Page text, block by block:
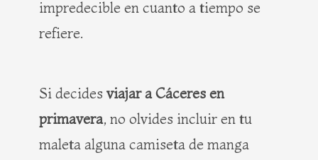
impredecible en cuanto a tiempo se
refiere.
Si decides viajar a Cáceres en
primavera, no olvides incluir en tu
maleta alguna camiseta de manga